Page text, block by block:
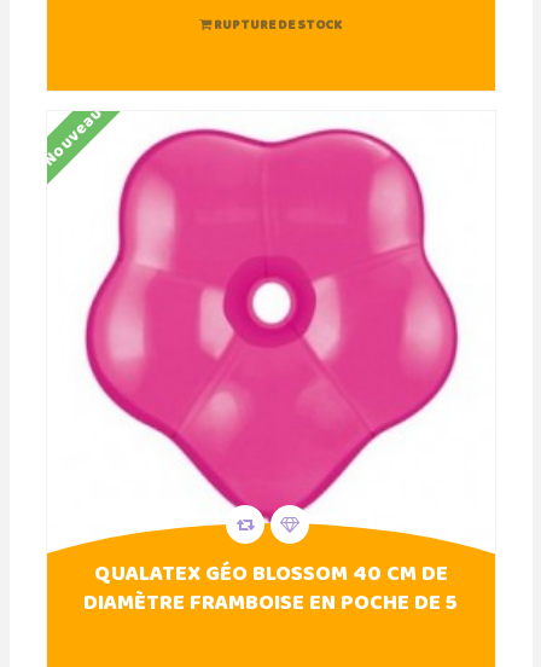
RUPTURE DE STOCK
Nouveau
QUALATEX GÉO BLOSSOM 40 CM DE
DIAMÈTRE FRAMBOISE EN POCHE DE 5